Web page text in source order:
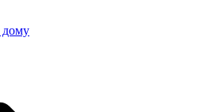
дому